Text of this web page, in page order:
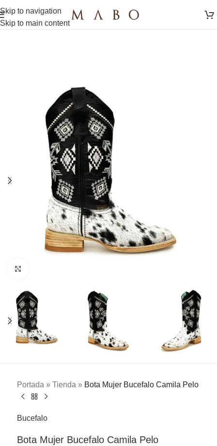
Skip to navigation
Skip to main content
Portada » Tienda » Bota Mujer Bucefalo Camila Pelo
Bucefalo
Bota Mujer Bucefalo Camila Pelo